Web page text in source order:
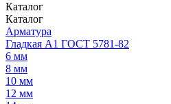
Каталог
Каталог
Арматура
Гладкая А1 ГОСТ 5781-82
6 мм
8 мм
10 мм
12 мм